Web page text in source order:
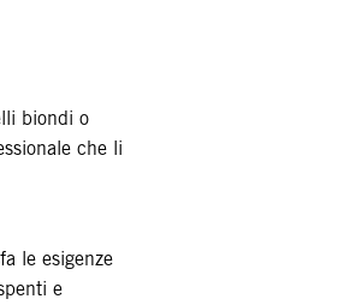
biondi o
che li
le esigenze
e